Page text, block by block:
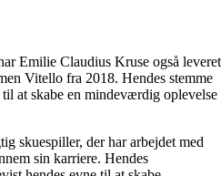
Emilie Claudius Kruse også leveret
Vitello fra 2018. Hendes stemme
at skabe en mindeværdig oplevelse
skuespiller, der har arbejdet med
sin karriere. Hendes